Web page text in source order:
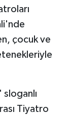
çocuk ve
Tiyatro